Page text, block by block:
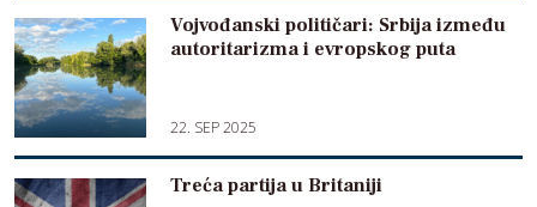
Vojvođanski političari: Srbija između
autoritarizma i evropskog puta
22. SEP 2025
Treća partija u Britaniji